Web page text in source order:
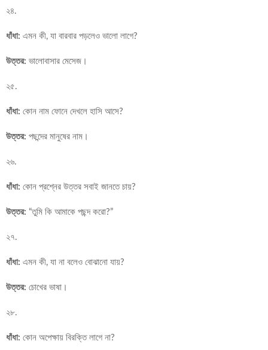
২৪.
ধাঁধা: এমন কী, যা বারবার পড়লেও ভালো লাগে?
উত্তর: ভালোবাসার মেসেজ।
২৫.
ধাঁধা: কোন নাম ফোনে দেখলে হাসি আসে?
উত্তর: পছন্দের মানুষের নাম।
২৬.
ধাঁধা: কোন প্রশ্নের উত্তর সবাই জানতে চায়?
উত্তর: “তুমি কি আমাকে পছন্দ করো?”
২৭.
ধাঁধা: এমন কী, যা না বলেও বোঝানো যায়?
উত্তর: চোখের ভাষা।
২৮.
ধাঁধা: কোন অপেক্ষায় বিরক্তি লাগে না?